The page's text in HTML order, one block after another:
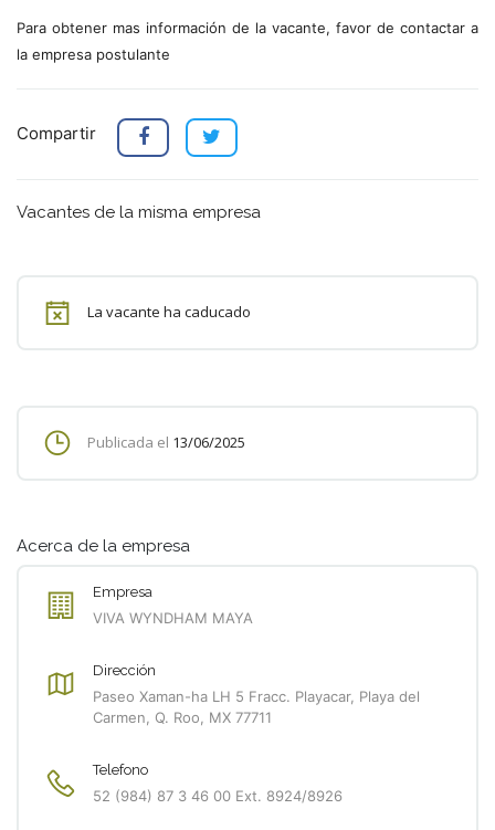
Para obtener mas información de la vacante, favor de contactar a
la empresa postulante
Compartir
Vacantes de la misma empresa
La vacante ha caducado
Publicada el 13/06/2025
Acerca de la empresa
Empresa
VIVA WYNDHAM MAYA
Dirección
Paseo Xaman-ha LH 5 Fracc. Playacar, Playa del
Carmen, Q. Roo, MX 77711
Telefono
52 (984) 87 3 46 00 Ext. 8924/8926